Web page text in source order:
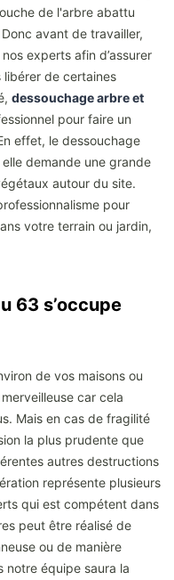
de l'arbre abattu
avant de travailler,
experts afin d’assurer
libérer de certaines
dessouchage arbre et
pour faire un
effet, le dessouchage
demande une grande
autour du site.
pour
votre terrain ou jardin,
63 s’occupe
de vos maisons ou
car cela
Mais en cas de fragilité
la plus prudente que
autres destructions
représente plusieurs
qui est compétent dans
peut être réalisé de
ou de manière
notre équipe saura la